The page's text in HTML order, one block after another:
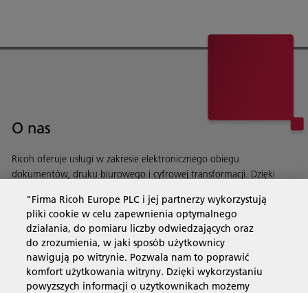
O nas
Ricoh oferuje usługi w zakresie elektronicznego obiegu
dokumentów, druku biurowego i cyfrowej transformacji. Dzięki
Dowiedz się więcej o naszej historii i naszych działaniach
Usługi biznesowe
"Firma Ricoh Europe PLC i jej partnerzy wykorzystują
pliki cookie w celu zapewnienia optymalnego
działania, do pomiaru liczby odwiedzających oraz
do zrozumienia, w jaki sposób użytkownicy
nawigują po witrynie. Pozwala nam to poprawić
komfort użytkowania witryny. Dzięki wykorzystaniu
powyższych informacji o użytkownikach możemy